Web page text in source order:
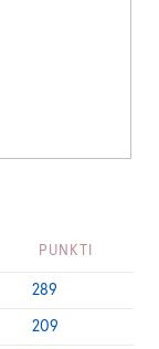
PUNKTI
289
209